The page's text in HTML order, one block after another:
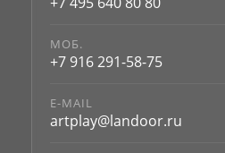
МОБ.
+7 916 291-58-75
E-MAIL
artplay@landoor.ru